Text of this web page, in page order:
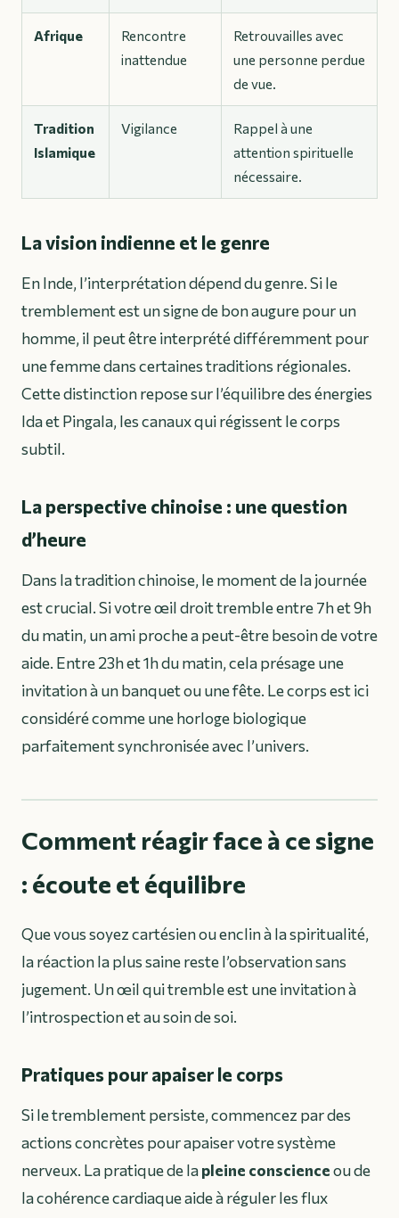
Afrique
Rencontre
inattendue
Retrouvailles avec
une personne perdue
de vue.
Tradition
Islamique
Vigilance
Rappel à une
attention spirituelle
nécessaire.
La vision indienne et le genre
En Inde, l’interprétation dépend du genre. Si le
tremblement est un signe de bon augure pour un
homme, il peut être interprété différemment pour
une femme dans certaines traditions régionales.
Cette distinction repose sur l’équilibre des énergies
Ida et Pingala, les canaux qui régissent le corps
subtil.
La perspective chinoise : une question
d’heure
Dans la tradition chinoise, le moment de la journée
est crucial. Si votre œil droit tremble entre 7h et 9h
du matin, un ami proche a peut-être besoin de votre
aide. Entre 23h et 1h du matin, cela présage une
invitation à un banquet ou une fête. Le corps est ici
considéré comme une horloge biologique
parfaitement synchronisée avec l’univers.
Comment réagir face à ce signe
: écoute et équilibre
Que vous soyez cartésien ou enclin à la spiritualité,
la réaction la plus saine reste l’observation sans
jugement. Un œil qui tremble est une invitation à
l’introspection et au soin de soi.
Pratiques pour apaiser le corps
Si le tremblement persiste, commencez par des
actions concrètes pour apaiser votre système
nerveux. La pratique de lapleine conscienceou de
la cohérence cardiaque aide à réguler les flux